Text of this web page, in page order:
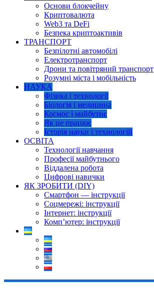
Основи блокчейну
Криптовалюта
Web3 та DeFi
Безпека криптоактивів
ТРАНСПОРТ
Безпілотні автомобілі
Електротранспорт
Дрони та повітряний транспорт
Розумні міста і мобільність
НАУКА
Фізика і технології
Біологія і медицина
Космос і майбутнє
Як це працює
Історія науки і технологій
ОСВІТА
Технології навчання
Професії майбутнього
Віддалена робота
Цифрові навички
ЯК ЗРОБИТИ (DIY)
Смартфон — інструкції
Соцмережі: інструкції
Інтернет: інструкції
Комп’ютер: інструкції